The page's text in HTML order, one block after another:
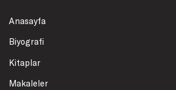
Anasayfa
Biyografi
Kitaplar
Makaleler